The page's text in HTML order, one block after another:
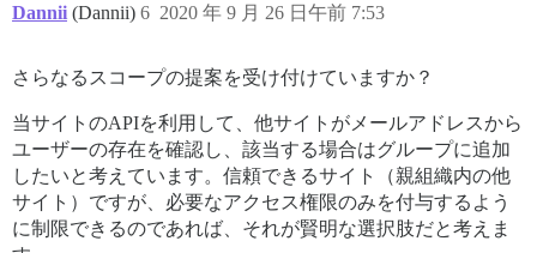
Dannii (Dannii) 2020 年 9 月 26 日午前 7:53
6
さらなるスコープの提案を受け付けていますか？
当サイトのAPIを利用して、他サイトがメールアドレスから
ユーザーの存在を確認し、該当する場合はグループに追加
したいと考えています。信頼できるサイト（親組織内の他
サイト）ですが、必要なアクセス権限のみを付与するよう
に制限できるのであれば、それが賢明な選択肢だと考えま